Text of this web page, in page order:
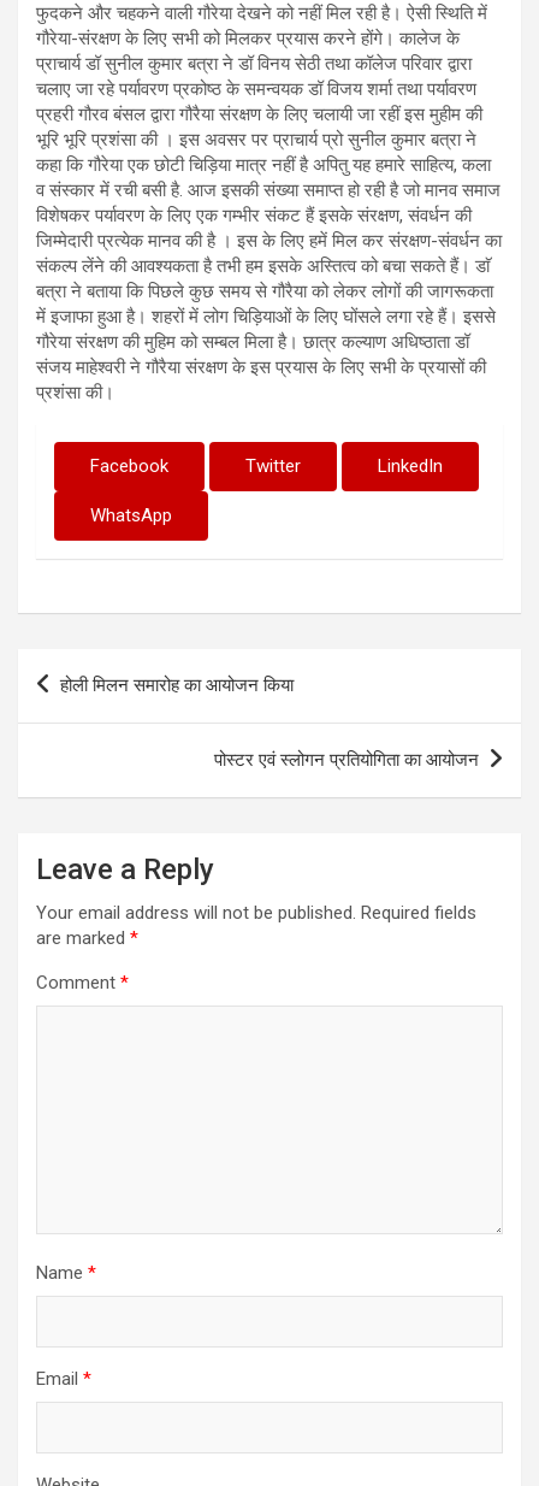
फुदकने और चहकने वाली गौरेया देखने को नहीं मिल रही है। ऐसी स्थिति में
गौरेया-संरक्षण के लिए सभी को मिलकर प्रयास करने होंगे। कालेज के
प्राचार्य डॉ सुनील कुमार बत्रा ने डॉ विनय सेठी तथा कॉलेज परिवार द्वारा
चलाए जा रहे पर्यावरण प्रकोष्ठ के समन्वयक डॉ विजय शर्मा तथा पर्यावरण
प्रहरी गौरव बंसल द्वारा गौरैया संरक्षण के लिए चलायी जा रहीं इस मुहीम की
भूरि भूरि प्रशंसा की । इस अवसर पर प्राचार्य प्रो सुनील कुमार बत्रा ने
कहा कि गौरेया एक छोटी चिड़िया मात्र नहीं है अपितु यह हमारे साहित्य, कला
व संस्कार में रची बसी है. आज इसकी संख्या समाप्त हो रही है जो मानव समाज
विशेषकर पर्यावरण के लिए एक गम्भीर संकट हैं इसके संरक्षण, संवर्धन की
जिम्मेदारी प्रत्येक मानव की है । इस के लिए हमें मिल कर संरक्षण-संवर्धन का
संकल्प लेंने की आवश्यकता है तभी हम इसके अस्तित्व को बचा सकते हैं। डाॅ
बत्रा ने बताया कि पिछले कुछ समय से गौरैया को लेकर लोगों की जागरूकता
में इजाफा हुआ है। शहरों में लोग चिड़ियाओं के लिए घोंसले लगा रहे हैं। इससे
गौरेया संरक्षण की मुहिम को सम्बल मिला है। छात्र कल्याण अधिष्ठाता डॉ
संजय माहेश्वरी ने गौरैया संरक्षण के इस प्रयास के लिए सभी के प्रयासों की
प्रशंसा की।
Facebook Twitter LinkedIn
WhatsApp
Post
होली मिलन समारोह का आयोजन किया
पोस्टर एवं स्लोगन प्रतियोगिता का आयोजन
Leave a Reply
Your email address will not be published. Required fields
are marked *
Comment *
Name *
Email *